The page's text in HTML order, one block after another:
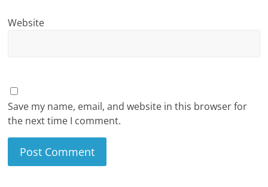
Website
Save my name, email, and website in this browser for
the next time I comment.